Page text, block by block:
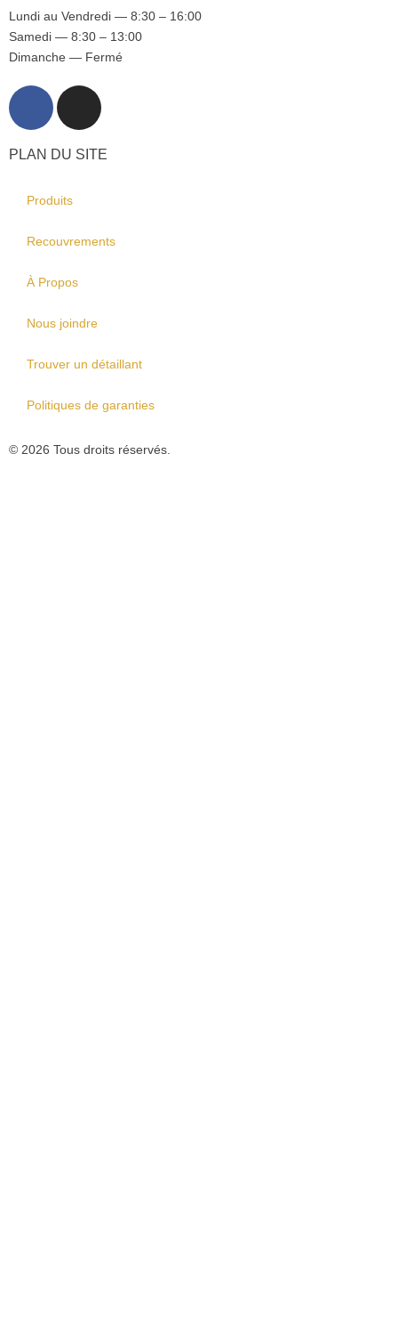
Lundi au Vendredi — 8:30 – 16:00
Samedi — 8:30 – 13:00
Dimanche — Fermé
PLAN DU SITE
Produits
Recouvrements
À Propos
Nous joindre
Trouver un détaillant
Politiques de garanties
© 2026 Tous droits réservés.